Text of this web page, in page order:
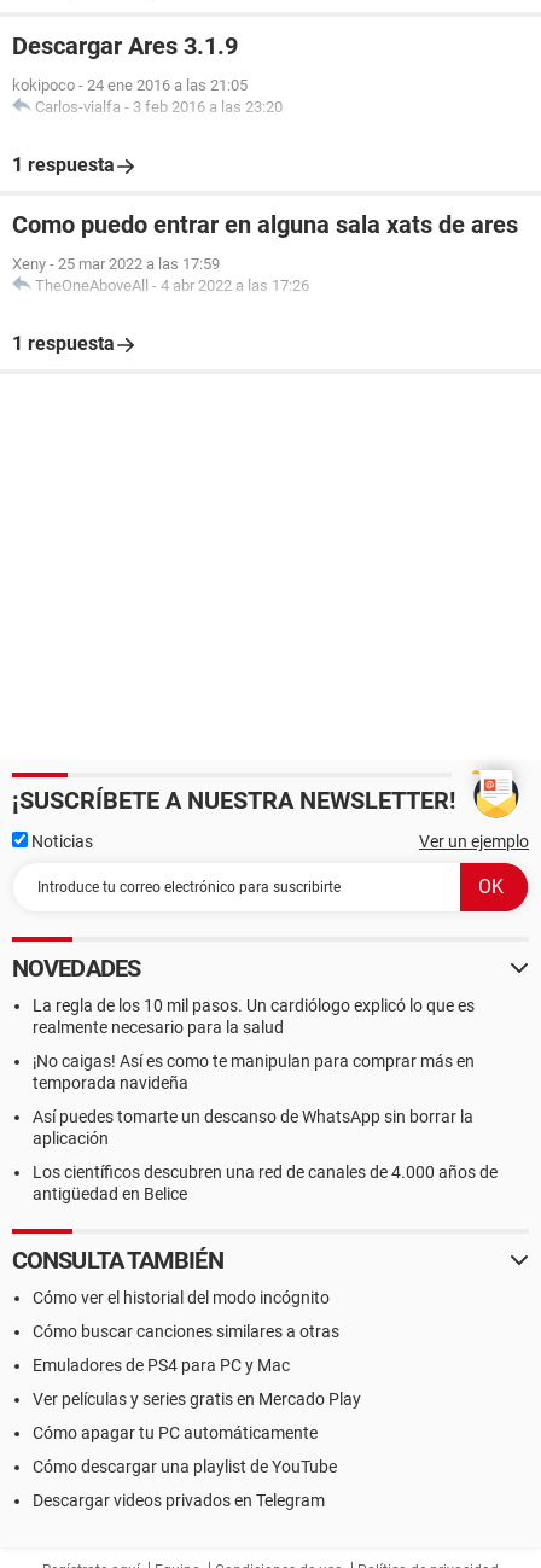
Descargar Ares 3.1.9
kokipoco - 24 ene 2016 a las 21:05
Carlos-vialfa - 3 feb 2016 a las 23:20
1 respuesta
Como puedo entrar en alguna sala xats de ares
Xeny - 25 mar 2022 a las 17:59
TheOneAboveAll - 4 abr 2022 a las 17:26
1 respuesta
¡SUSCRÍBETE A NUESTRA NEWSLETTER!
Noticias Ver un ejemplo
NOVEDADES
La regla de los 10 mil pasos. Un cardiólogo explicó lo que es
realmente necesario para la salud
¡No caigas! Así es como te manipulan para comprar más en
temporada navideña
Así puedes tomarte un descanso de WhatsApp sin borrar la
aplicación
Los científicos descubren una red de canales de 4.000 años de
antigüedad en Belice
CONSULTA TAMBIÉN
Cómo ver el historial del modo incógnito
Cómo buscar canciones similares a otras
Emuladores de PS4 para PC y Mac
Ver películas y series gratis en Mercado Play
Cómo apagar tu PC automáticamente
Cómo descargar una playlist de YouTube
Descargar videos privados en Telegram